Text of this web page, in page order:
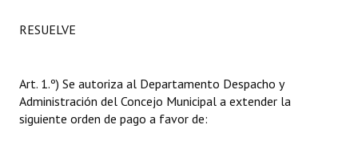
Antiguos Pobladores
Noticias Destacadas
RESUELVE
Art. 1.º) Se autoriza al Departamento Despacho y
Administración del Concejo Municipal a extender la
siguiente orden de pago a favor de: